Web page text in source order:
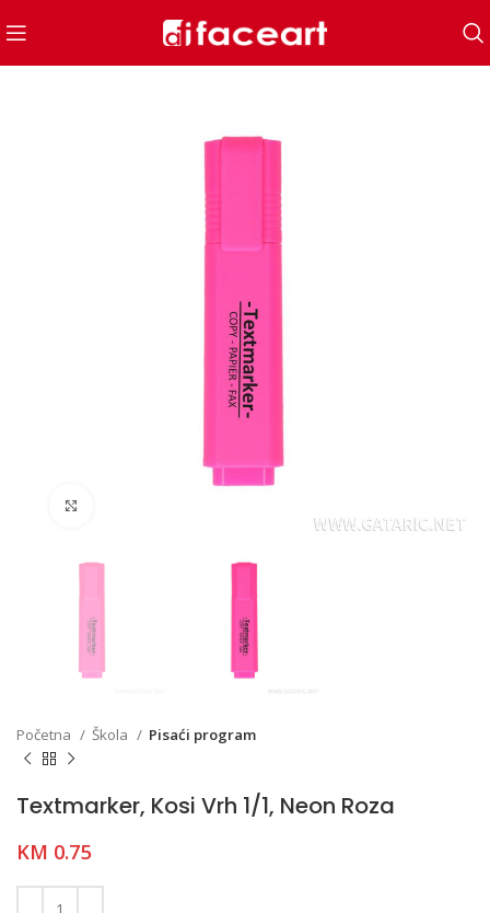
Početna Škola Pisaći program
Textmarker, Kosi Vrh 1/1, Neon Roza
KM 0.75